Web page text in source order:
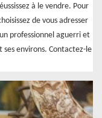
à le vendre. Pour
de vous adresser
professionnel aguerri et
environs. Contactez-le